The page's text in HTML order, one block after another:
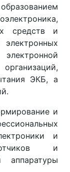
средств и
ЭКБ, а
и
и
и
аппаратуры